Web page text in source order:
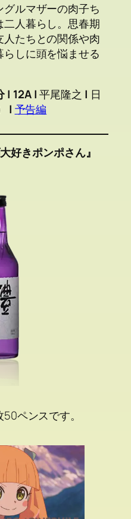
ルマザーの肉子ち
人暮らし。思春期
たちとの関係や肉
しに頭を悩ませる
| 12A |平尾隆之 | 日
| 予告編
好きポンポさん』
ペンスです。